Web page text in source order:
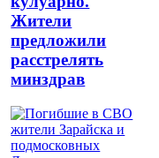
Жители
предложили
расстрелять
минздрав